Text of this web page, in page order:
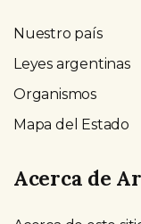
Nuestro país
Leyes argentinas
Organismos
Mapa del Estado
Acerca de